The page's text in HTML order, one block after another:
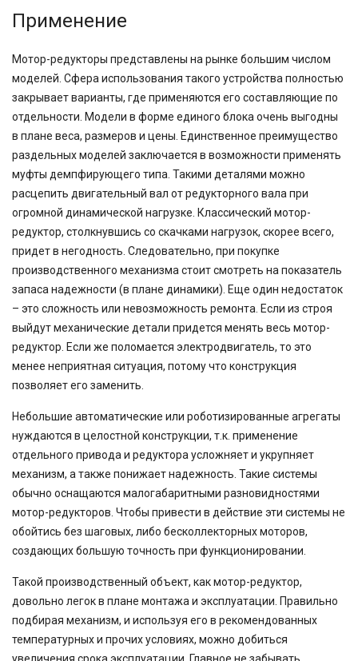
Применение
Мотор-редукторы представлены на рынке большим числом
моделей. Сфера использования такого устройства полностью
закрывает варианты, где применяются его составляющие по
отдельности. Модели в форме единого блока очень выгодны
в плане веса, размеров и цены. Единственное преимущество
раздельных моделей заключается в возможности применять
муфты демпфирующего типа. Такими деталями можно
расцепить двигательный вал от редукторного вала при
огромной динамической нагрузке. Классический мотор-
редуктор, столкнувшись со скачками нагрузок, скорее всего,
придет в негодность. Следовательно, при покупке
производственного механизма стоит смотреть на показатель
запаса надежности (в плане динамики). Еще один недостаток
– это сложность или невозможность ремонта. Если из строя
выйдут механические детали придется менять весь мотор-
редуктор. Если же поломается электродвигатель, то это
менее неприятная ситуация, потому что конструкция
позволяет его заменить.
Небольшие автоматические или роботизированные агрегаты
нуждаются в целостной конструкции, т.к. применение
отдельного привода и редуктора усложняет и укрупняет
механизм, а также понижает надежность. Такие системы
обычно оснащаются малогабаритными разновидностями
мотор-редукторов. Чтобы привести в действие эти системы не
обойтись без шаговых, либо бесколлекторных моторов,
создающих большую точность при функционировании.
Такой производственный объект, как мотор-редуктор,
довольно легок в плане монтажа и эксплуатации. Правильно
подбирая механизм, и используя его в рекомендованных
температурных и прочих условиях, можно добиться